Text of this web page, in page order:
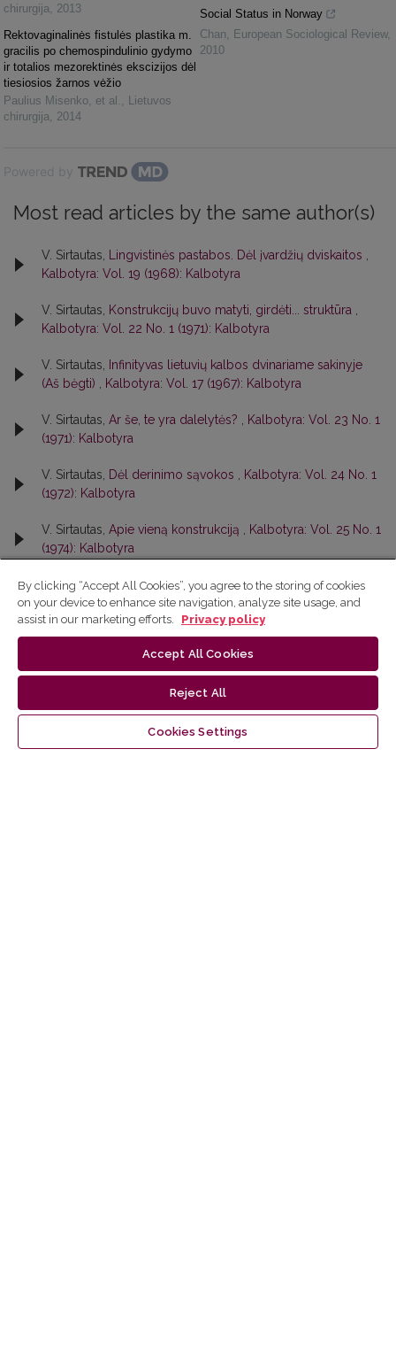
chirurgija, 2013
Rektovaginalinės fistulės plastika m.
gracilis po chemospindulinio gydymo
ir totalios mezorektinės ekscizijos dėl
tiesiosios žarnos vėžio
Paulius Misenko, et al. , Lietuvos
chirurgija, 2014
Social Status in Norway
Chan, European Sociological Review,
2010
Powered by
Most read articles by the same author(s)
V. Sirtautas, Lingvistinės pastabos. Dėl įvardžių dviskaitos
Kalbotyra: Vol. 19 (1968): Kalbotyra
V. Sirtautas, Konstrukcijų buvo matyti, girdėti... struktūra
Kalbotyra: Vol. 22 No. 1 (1971): Kalbotyra
V. Sirtautas,
Infinityvas lietuvių kalbos dvinariame sakinyje
(Aš bėgti)
Kalbotyra: Vol. 17 (1967): Kalbotyra
V. Sirtautas, Ar še, te yra dalelytės?
Kalbotyra: Vol. 23 No. 1
(1971): Kalbotyra
V. Sirtautas, Dėl derinimo sąvokos
Kalbotyra: Vol. 24 No. 1
(1972): Kalbotyra
V. Sirtautas, Apie vieną konstrukciją
Kalbotyra: Vol. 25 No. 1
(1974): Kalbotyra
V. Sirtautas,Dėl būdvardžio giminės kategorijos,Kalbotyra:
Vol. 19 (1968): Kalbotyra
By clicking “Accept All Cookies”, you agree to the storing of cookies
on your device to enhance site navigation, analyze site usage, and
assist in our marketing efforts.
Privacy policy
Accept All Cookies
Reject All
Cookies Settings